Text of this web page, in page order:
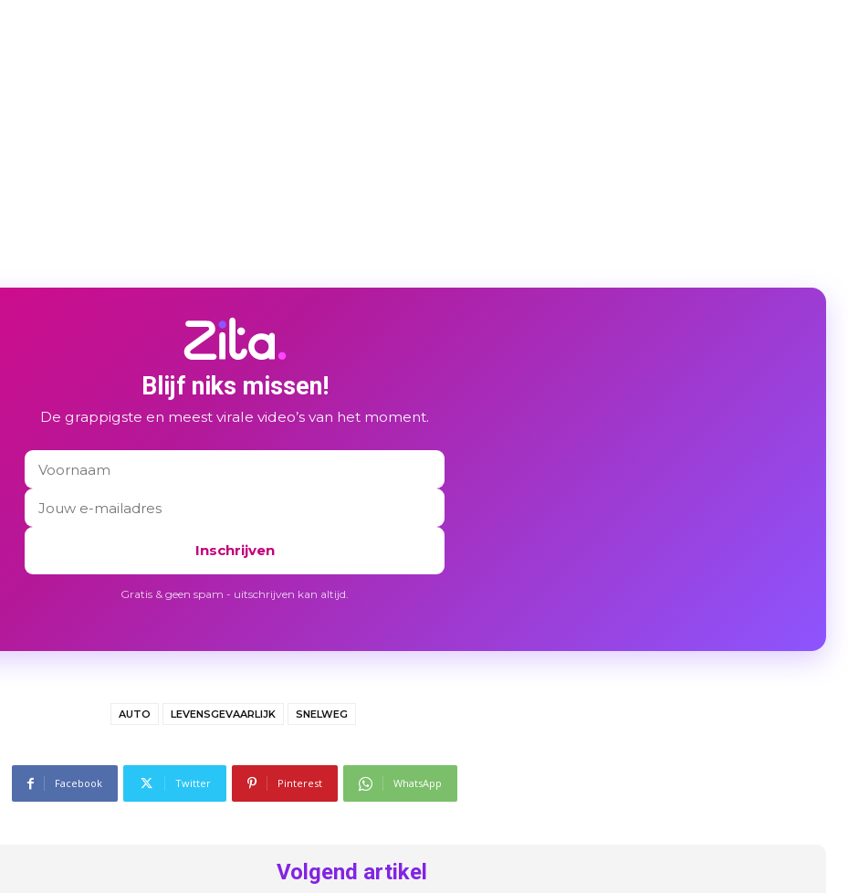
Blijf niks missen!
De grappigste en meest virale video’s van het moment.
Inschrijven
Gratis & geen spam - uitschrijven kan altijd.
AUTO LEVENSGEVAARLIJK SNELWEG
Facebook Twitter Pinterest WhatsApp
Volgend artikel